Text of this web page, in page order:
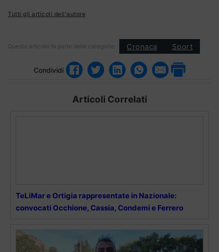
Tutti gli articoli dell'autore
Questo articolo fa parte delle categorie: Cronaca Sport
Condividi
Articoli Correlati
TeLiMar e Ortigia rappresentate in Nazionale:
convocati Occhione, Cassia, Condemi e Ferrero